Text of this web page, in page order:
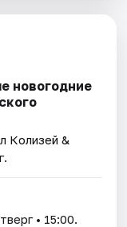
новогодние
Колизей &
• 15:00.